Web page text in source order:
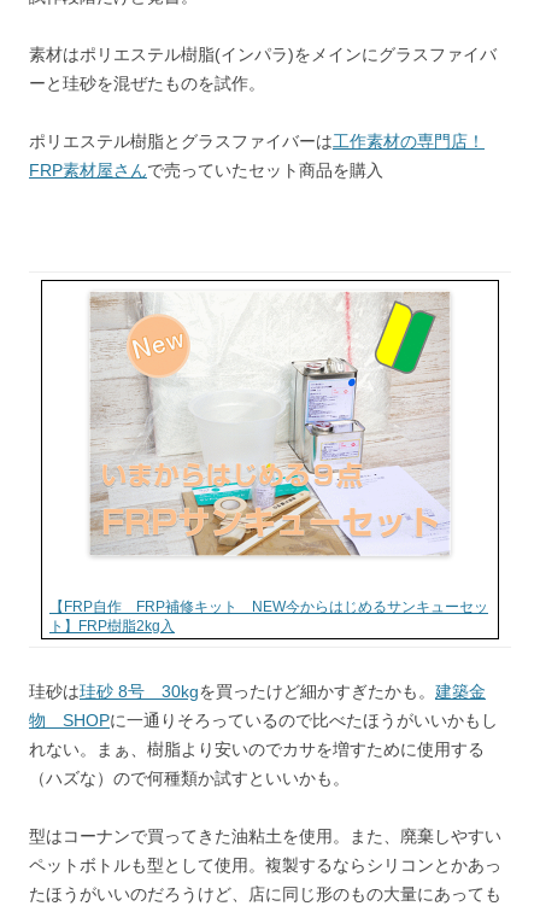
素材はポリエステル樹脂(インパラ)をメインにグラスファイバ
ーと珪砂を混ぜたものを試作。
ポリエステル樹脂とグラスファイバーは工作素材の専門店！
FRP素材屋さんで売っていたセット商品を購入
【FRP自作 FRP補修キット NEW今からはじめるサンキューセッ
ト】FRP樹脂2kg入
珪砂は珪砂 8号 30kgを買ったけど細かすぎたかも。 建築金
物 SHOPに一通りそろっているので比べたほうがいいかもし
れない。まぁ、樹脂より安いのでカサを増すために使用する
（ハズな）ので何種類か試すといいかも。
型はコーナンで買ってきた油粘土を使用。また、廃棄しやすい
ペットボトルも型として使用。複製するならシリコンとかあっ
たほうがいいのだろうけど、店に同じ形のもの大量にあっても